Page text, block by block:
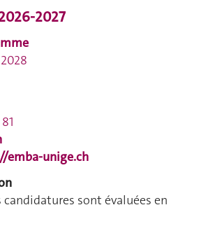
2027
emba-unige.ch
sont évaluées en